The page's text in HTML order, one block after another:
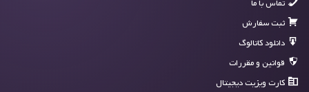
تماس با ما
ثبت سفارش
دانلود کاتالوگ
قوانین و مقررات
کارت ویزیت دیجیتال